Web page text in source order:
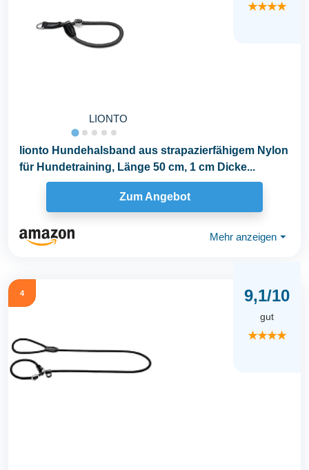
LIONTO
★★★★
lionto Hundehalsband aus strapazierfähigem Nylon
für Hundetraining, Länge 50 cm, 1 cm Dicke...
Zum Angebot
Mehr anzeigen ⏷
4 9,1/10
gut
★★★★